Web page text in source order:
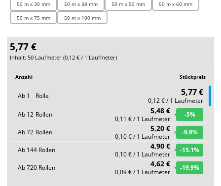
50 m x 30 mm
50 m x 38 mm 50 m x 50 mm
50 m x 60 mm
50 m x 75 mm
50 m x 100 mm
5,77 €
Inhalt: 50 Laufmeter (0,12 € / 1 Laufmeter)
Anzahl Stückpreis
Ab 1 Rolle 5,77 €
0,12 € / 1 Laufmeter
Ab 12 Rollen 5,48 €
0,11 € / 1 Laufmeter
-5%
Ab72 Rollen 5,20 €
0,10 € / 1 Laufmeter
-9.9%
Ab 144 Rollen 4,90 €
0,10 € / 1 Laufmeter
-15.1%
Ab720 Rollen 4,62 €
0,09 € / 1 Laufmeter
-19.9%